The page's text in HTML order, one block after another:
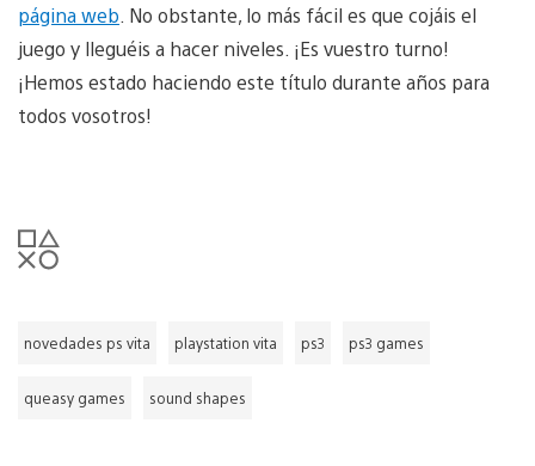
página web . No obstante, lo más fácil es que cojáis el
juego y lleguéis a hacer niveles. ¡Es vuestro turno!
¡Hemos estado haciendo este título durante años para
todos vosotros!
novedades ps vita playstation vita ps3 ps3 games
queasy games sound shapes